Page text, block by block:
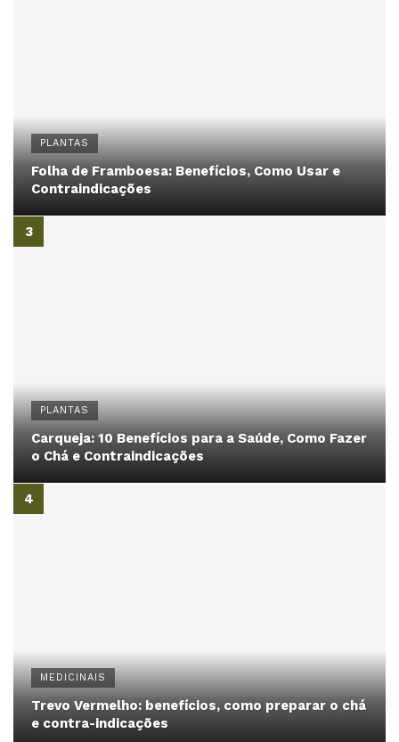
PLANTAS
Folha de Framboesa: Benefícios, Como Usar e
Contraindicações
PLANTAS
Carqueja: 10 Benefícios para a Saúde, Como Fazer
o Chá e Contraindicações
MEDICINAIS
Trevo Vermelho: benefícios, como preparar o chá
e contra-indicações